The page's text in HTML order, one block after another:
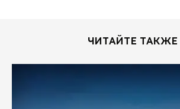
ЧИТАЙТЕ ТАКЖЕ